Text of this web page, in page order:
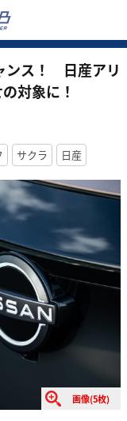
ンス！ 日産アリ
対象に！
サクラ 日産
画像(5枚)